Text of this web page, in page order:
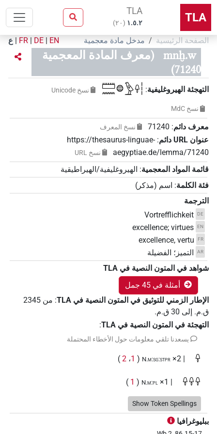
TLA
TLA
۱.٥.٢ (٢٠)
الصفحة الرئيسية مدخل مادة معجمية EN
|
DE
|
FR
| ع
mnḫ.w
(معرف المادة المعجمية
71240)
التهجئة الهيروغليفية:
𓏠𓈖𓐍𓅱𓍊𓏪 نسخ‏ ‏Unicode
نسخ‏ ‏MdC
معرف دائم:
71240 نسخ المعرف
عنوان‏ ‏URL‏ دائم :
https://thesaurus-linguae-
aegyptiae.de/lemma/71240
نسخ‏ ‏URL
قائمة المواد المعجمية: الهيروغليفية/الهيراطيقية
فئة الكلمة: اسم (مذكر )
الترجمة
DE
Vortrefflichkeit
EN
excellence; virtues
FR
excellence, vertu
AR
التميز؛ الفضيلة
شواهد في المتون النصية في ‏TLA
أمثلة في 45 جمل
الإطار الزمني للتوثيق في المتون النصية في ‏TLA
: من 2345
ق.م. إلى 30 ق.م.
التهجئة في المتون النصية في TLA
:
يسعدنا تلقي معلومات حول الأخطاء المحتملة
𓍊
N.m:sg:stpr
(
1، 2
)
𓍊𓍊𓍊
N.m:pl
(
1
)
𓍊𓏥
| 1×
N.m:sg
(
𓏠𓈖𓍊𓐍
Show Token Spellings
ببليوغرافيا